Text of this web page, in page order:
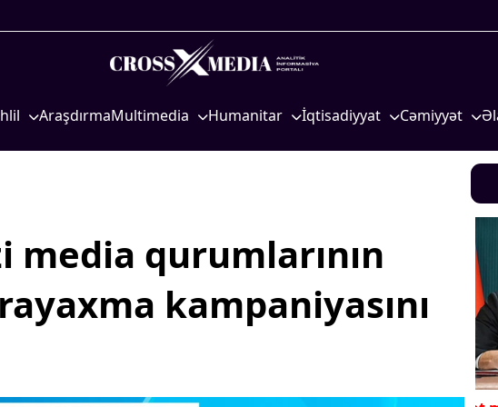
AraşdırmaMultimedia Humanitar
Mədəniyyətimizin Zəfəri
Zəfər Diasporu
Səhiyyə
İqtisadiyyat
Kənd təsərrüfatı
Hərbi sənaye
Telekommunikasiya və
Cəmiyyət
Məhkəmə və
Gənclər və
media qurumlarının
kampaniyasını